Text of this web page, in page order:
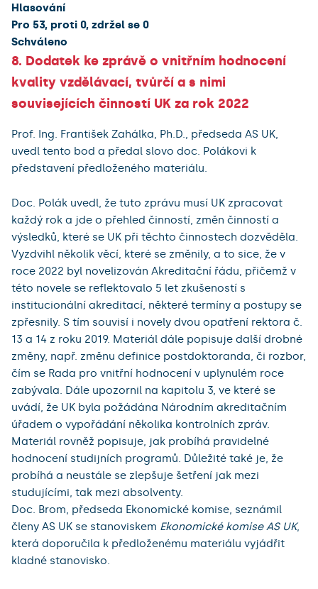
Hlasování
Pro 53, proti 0, zdržel se 0
Schváleno
8. Dodatek ke zprávě o vnitřním hodnocení
kvality vzdělávací, tvůrčí a s nimi
souvisejících činností UK za rok 2022
Prof. Ing. František Zahálka, Ph.D., předseda AS UK,
uvedl tento bod a předal slovo doc. Polákovi k
představení předloženého materiálu.
Doc. Polák uvedl, že tuto zprávu musí UK zpracovat
každý rok a jde o přehled činností, změn činností a
výsledků, které se UK při těchto činnostech dozvěděla.
Vyzdvihl několik věcí, které se změnily, a to sice, že v
roce 2022 byl novelizován Akreditační řádu, přičemž v
této novele se reflektovalo 5 let zkušeností s
institucionální akreditací, některé termíny a postupy se
zpřesnily. S tím souvisí i novely dvou opatření rektora č.
13 a 14 z roku 2019. Materiál dále popisuje další drobné
změny, např. změnu definice postdoktoranda, či rozbor,
čím se Rada pro vnitřní hodnocení v uplynulém roce
zabývala. Dále upozornil na kapitolu 3, ve které se
uvádí, že UK byla požádána Národním akreditačním
úřadem o vypořádání několika kontrolních zpráv.
Materiál rovněž popisuje, jak probíhá pravidelné
hodnocení studijních programů. Důležité také je, že
probíhá a neustále se zlepšuje šetření jak mezi
studujícími, tak mezi absolventy.
Doc. Brom, předseda Ekonomické komise, seznámil
členy AS UK se stanoviskem Ekonomické komise AS UK,
která doporučila k předloženému materiálu vyjádřit
kladné stanovisko.